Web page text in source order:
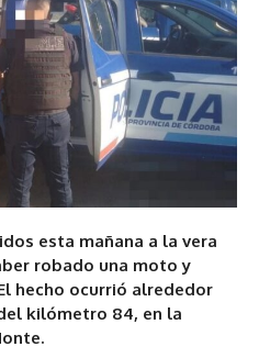
esta mañana a la vera
robado una moto y
hecho ocurrió alrededor
kilómetro 84, en la